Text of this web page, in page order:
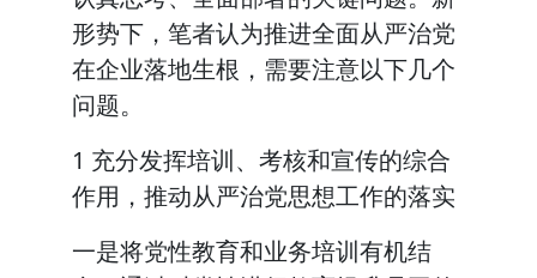
形势下，笔者认为推进全面从严治党
在企业落地生根，需要注意以下几个
问题。
1 充分发挥培训、考核和宣传的综合
作用，推动从严治党思想工作的落实
一是将党性教育和业务培训有机结